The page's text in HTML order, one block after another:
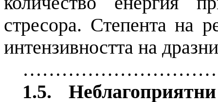
стресора. Степента на
интензивността на
1.5.